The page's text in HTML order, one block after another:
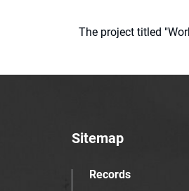
The project titled
Sitemap
Records